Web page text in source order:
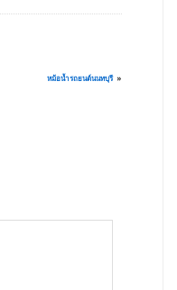
หม้อน้ำรถยนต์นนทบุรี »